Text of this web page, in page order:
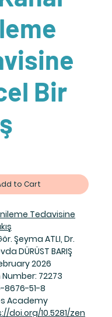
Bir
to Cart
Tedavisine
Şeyma ATLI, Dr.
DÜRÜST BARIŞ
2026
72273
8676-51-8
Academy
doi.org/10.5281/zen